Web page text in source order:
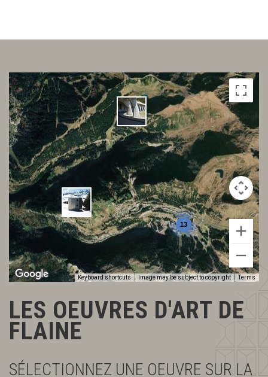
13
Keyboard shortcuts Image may be subject to copyright Terms
LES OEUVRES D'ART DE
FLAINE
SÉLECTIONNEZ UNE OEUVRE SUR LA